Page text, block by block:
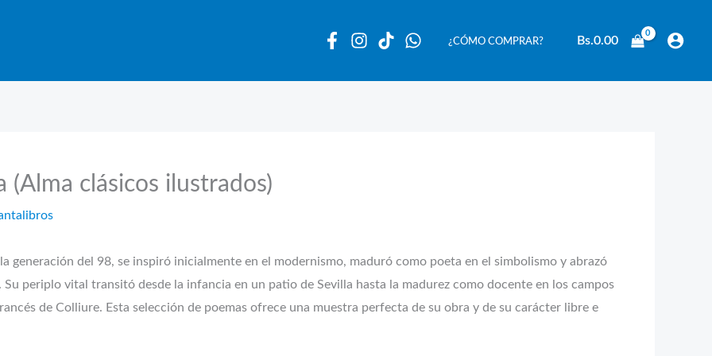
¿CÓMO COMPRAR? Bs.0.00
clásicos ilustrados)
generación del 98, se inspiró inicialmente en el modernismo, maduró como poeta en el simbolismo y abrazó
periplo vital transitó desde la infancia en un patio de Sevilla hasta la madurez como docente en los campos
de Colliure. Esta selección de poemas ofrece una muestra perfecta de su obra y de su carácter libre e